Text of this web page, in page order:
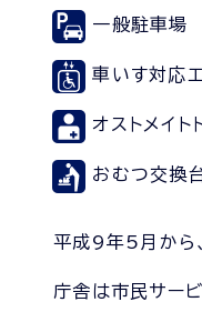
一般駐車場
車いす対応
オストメイト
おむつ交換
平成9年5月から
庁舎は市民サー